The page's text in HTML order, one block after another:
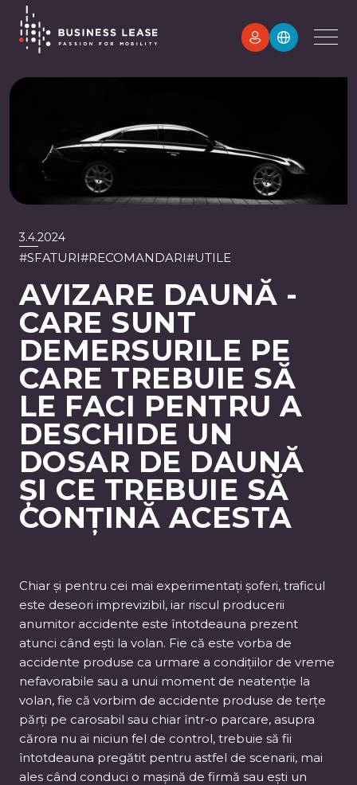
3.4.2024
#SFATURI#RECOMANDARI#UTILE
AVIZARE DAUNĂ -
CARE SUNT
DEMERSURILE PE
CARE TREBUIE SĂ
LE FACI PENTRU A
DESCHIDE UN
DOSAR DE DAUNĂ
ȘI CE TREBUIE SĂ
CONȚINĂ ACESTA
Chiar și pentru cei mai experimentați șoferi, traficul
este deseori imprevizibil, iar riscul producerii
anumitor accidente este întotdeauna prezent
atunci când ești la volan. Fie că este vorba de
accidente produse ca urmare a condițiilor de vreme
nefavorabile sau a unui moment de neatenție la
volan, fie că vorbim de accidente produse de terțe
părți pe carosabil sau chiar într-o parcare, asupra
cărora nu ai niciun fel de control, trebuie să fii
întotdeauna pregătit pentru astfel de scenarii, mai
ales când conduci o mașină de firmă sau ești un